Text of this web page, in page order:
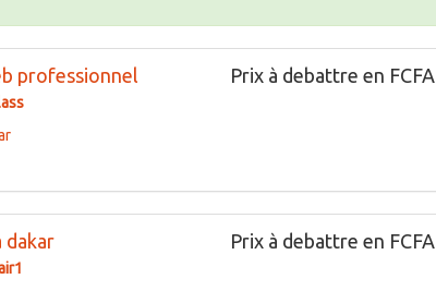
professionnel Prix à debattre en FCFA
dakar Prix à debattre en FCFA